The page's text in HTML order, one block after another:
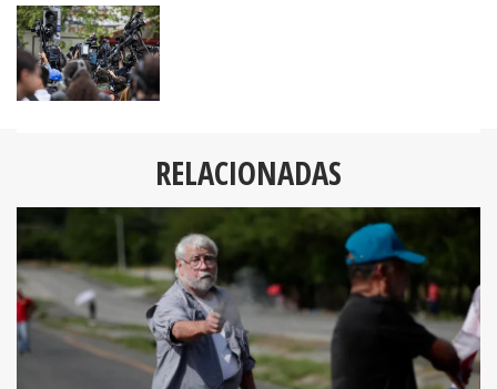
RELACIONADAS